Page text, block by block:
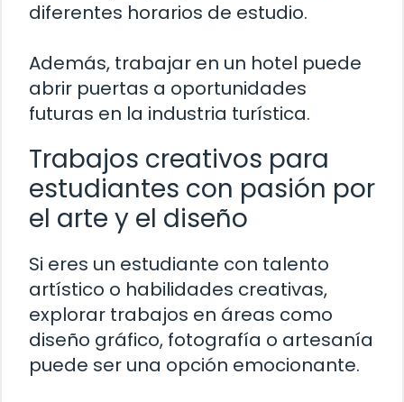
diferentes horarios de estudio.
Además, trabajar en un hotel puede
abrir puertas a oportunidades
futuras en la industria turística.
Trabajos creativos para
estudiantes con pasión por
el arte y el diseño
Si eres un estudiante con talento
artístico o habilidades creativas,
explorar trabajos en áreas como
diseño gráfico, fotografía o artesanía
puede ser una opción emocionante.